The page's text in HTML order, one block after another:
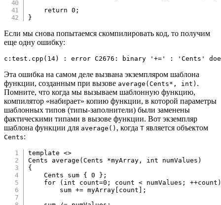
return
0 ;
}
Если мы снова попытаемся скомпилировать код, то получим
еще одну ошибку:
c:test.cpp(14) : error C2676: binary '+=' : 'Cents'
Эта ошибка на самом деле вызвана экземпляром шаблона
функции, созданным при вызове average(Cents*, int) .
Помните, что когда мы вызываем шаблонную функцию,
компилятор «набирает» копию функции, в которой параметры
шаблонных типов (типы-заполнители) были заменены
фактическими типами в вызове функции. Вот экземпляр
шаблона функции для average() , когда T является объектом
Cents:
template <>
Cents average (Cents *myArray , int numValues )
{
    Cents sum
{ 0 } ;
for
( int count=0 ; count < numValues ; ++count
        sum
+= myArray count
;